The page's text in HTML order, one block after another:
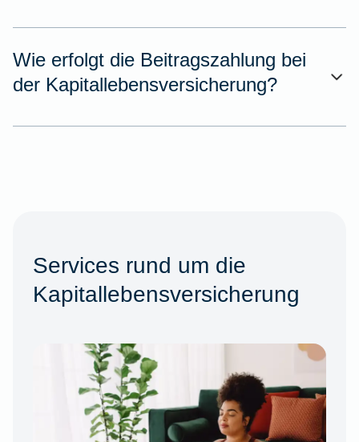
Wie erfolgt die Beitragszahlung bei
der Kapitallebensversicherung?
Services rund um die
Kapitallebensversicherung